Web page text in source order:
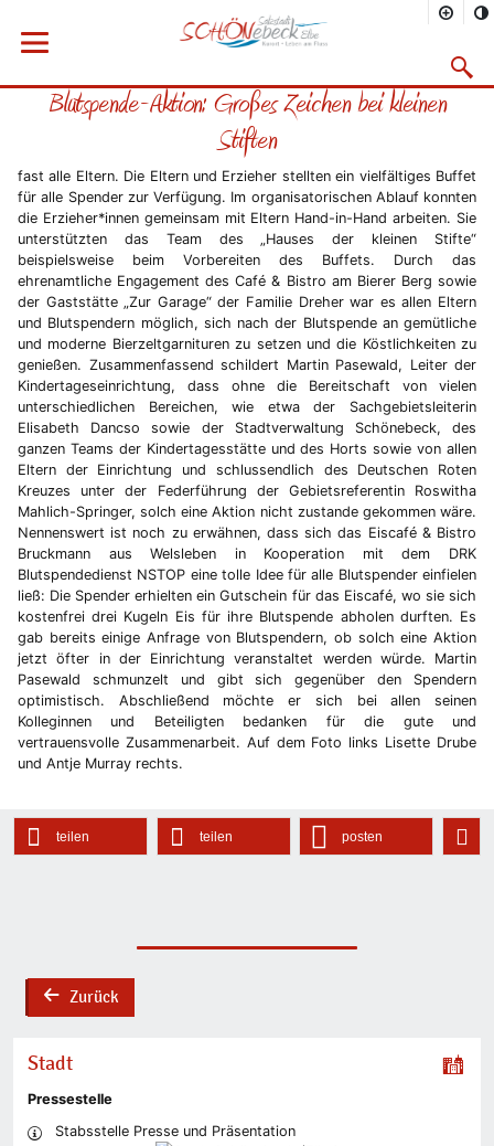
Menü öffnen
Vorheriges Bild
Startseite
Rathaus
Aktuelles 2019
Blutspende-Aktion: Großes Zeichen bei kleinen
Stiften
fast alle Eltern. Die Eltern und Erzieher stellten ein vielfältiges Buffet
für alle Spender zur Verfügung. Im organisatorischen Ablauf konnten
die Erzieher*innen gemeinsam mit Eltern Hand-in-Hand arbeiten. Sie
unterstützten das Team des „Hauses der kleinen Stifte“
beispielsweise beim Vorbereiten des Buffets. Durch das
ehrenamtliche Engagement des Café & Bistro am Bierer Berg sowie
der Gaststätte „Zur Garage“ der Familie Dreher war es allen Eltern
und Blutspendern möglich, sich nach der Blutspende an gemütliche
und moderne Bierzeltgarnituren zu setzen und die Köstlichkeiten zu
genießen. Zusammenfassend schildert Martin Pasewald, Leiter der
Kindertageseinrichtung, dass ohne die Bereitschaft von vielen
unterschiedlichen Bereichen, wie etwa der Sachgebietsleiterin
Elisabeth Dancso sowie der Stadtverwaltung Schönebeck, des
ganzen Teams der Kindertagesstätte und des Horts sowie von allen
Eltern der Einrichtung und schlussendlich des Deutschen Roten
Kreuzes unter der Federführung der Gebietsreferentin Roswitha
Mahlich-Springer, solch eine Aktion nicht zustande gekommen wäre.
Nennenswert ist noch zu erwähnen, dass sich das Eiscafé & Bistro
Bruckmann aus Welsleben in Kooperation mit dem DRK
Blutspendedienst NSTOP eine tolle Idee für alle Blutspender einfielen
ließ: Die Spender erhielten ein Gutschein für das Eiscafé, wo sie sich
kostenfrei drei Kugeln Eis für ihre Blutspende abholen durften. Es
gab bereits einige Anfrage von Blutspendern, ob solch eine Aktion
jetzt öfter in der Einrichtung veranstaltet werden würde. Martin
Pasewald schmunzelt und gibt sich gegenüber den Spendern
optimistisch. Abschließend möchte er sich bei allen seinen
Kolleginnen und Beteiligten bedanken für die gute und
vertrauensvolle Zusammenarbeit. Auf dem Foto links Lisette Drube
und Antje Murray rechts.
teilen teilen posten
backZurück
Stadt
Pressestelle
Stabsstelle Presse und Präsentation